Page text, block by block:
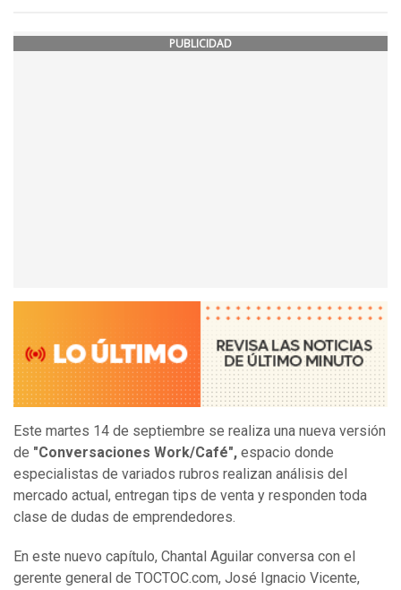
PUBLICIDAD
Este martes 14 de septiembre se realiza una nueva versión
de "Conversaciones Work/Café", espacio donde
especialistas de variados rubros realizan análisis del
mercado actual, entregan tips de venta y responden toda
clase de dudas de emprendedores.
En este nuevo capítulo, Chantal Aguilar conversa con el
gerente general de TOCTOC.com, José Ignacio Vicente,